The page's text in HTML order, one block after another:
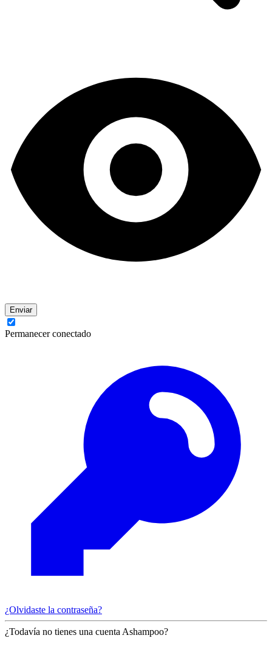
Enviar
Permanecer conectado
¿Olvidaste la contraseña?
¿Todavía no tienes una cuenta Ashampoo?